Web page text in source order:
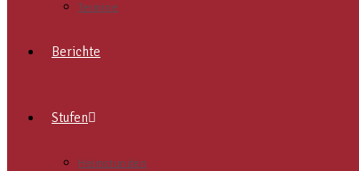
Termine
Berichte
Stufen
Heimstunden